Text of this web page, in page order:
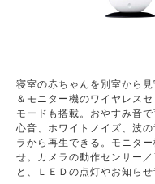
寝室の赤ちゃんを別室から
＆モニター機のワイヤレス
モードも搭載。おやすみ音
心音、ホワイトノイズ、波
ラから再生できる。モニタ
せ。カメラの動作センサー
と、ＬＥＤの点灯やお知ら